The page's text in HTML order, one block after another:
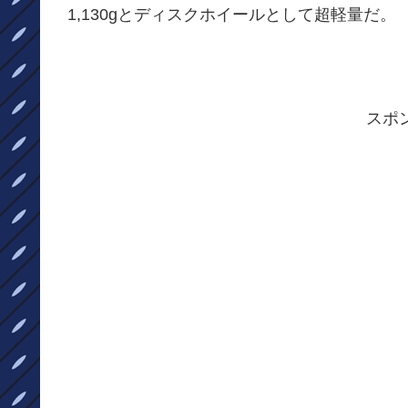
1,130gとディスクホイールとして超軽量だ。
スポ